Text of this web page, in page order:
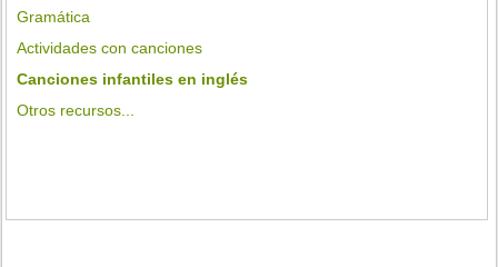
Gramática
Actividades con canciones
Canciones infantiles en inglés
Otros recursos...